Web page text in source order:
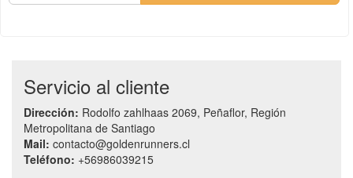
Servicio al cliente
Dirección: Rodolfo zahlhaas 2069, Peñaflor, Región
Metropolitana de Santiago
Mail: contacto@goldenrunners.cl
Teléfono: +56986039215